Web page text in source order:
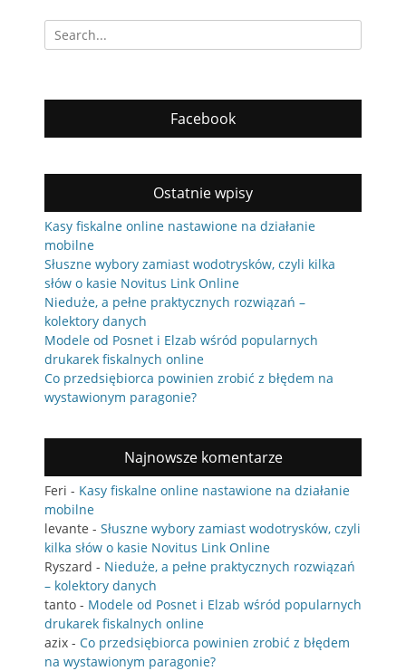
Szukaj
Facebook
Ostatnie wpisy
Kasy fiskalne online nastawione na działanie
mobilne
Słuszne wybory zamiast wodotrysków, czyli kilka
słów o kasie Novitus Link Online
Nieduże, a pełne praktycznych rozwiązań –
kolektory danych
Modele od Posnet i Elzab wśród popularnych
drukarek fiskalnych online
Co przedsiębiorca powinien zrobić z błędem na
wystawionym paragonie?
Najnowsze komentarze
Feri - Kasy fiskalne online nastawione na działanie
mobilne
levante - Słuszne wybory zamiast wodotrysków, czyli
kilka słów o kasie Novitus Link Online
Ryszard - Nieduże, a pełne praktycznych rozwiązań
– kolektory danych
tanto - Modele od Posnet i Elzab wśród popularnych
drukarek fiskalnych online
azix - Co przedsiębiorca powinien zrobić z błędem
na wystawionym paragonie?